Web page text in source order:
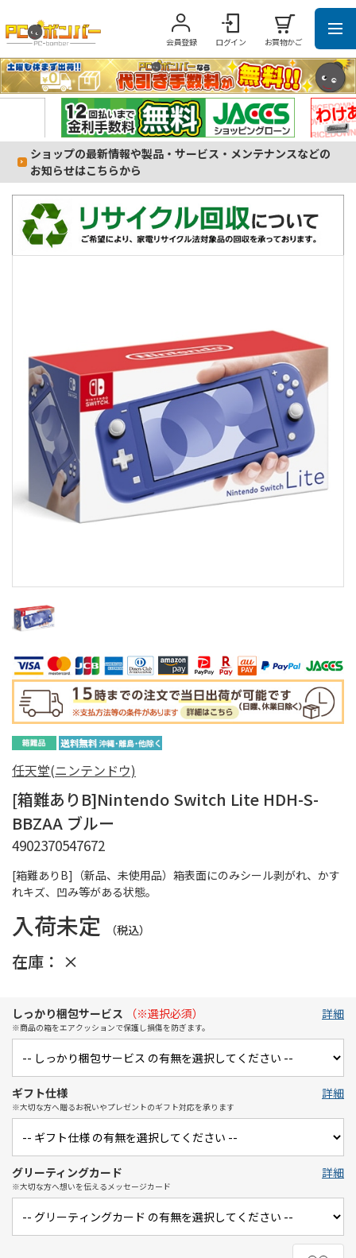
会員登録 ログイン お買物かご
ショップの最新情報や製品・サービス・メンテナンスなどの
お知らせはこちらから
[箱難ありB]（新品、未使用品）箱表面にのみシール剥がれ、かす
れキズ、凹み等がある状態。
任天堂(ニンテンドウ)
[箱難ありB]Nintendo Switch Lite HDH-S-
BBZAA ブルー
4902370547672
入荷未定 （税込）
在庫： ×
しっかり梱包サービス （※選択必須）
※商品の箱をエアクッションで保護し損傷を防ぎます。
詳細
ギフト仕様
※大切な方へ贈るお祝いやプレゼントのギフト対応を承ります
詳細
グリーティングカード
※大切な方へ想いを伝えるメッセージカード
詳細